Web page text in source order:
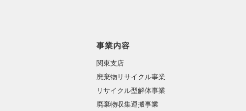
事業内容
関東支店
廃棄物リサイクル事業
リサイクル型解体事業
廃棄物収集運搬事業